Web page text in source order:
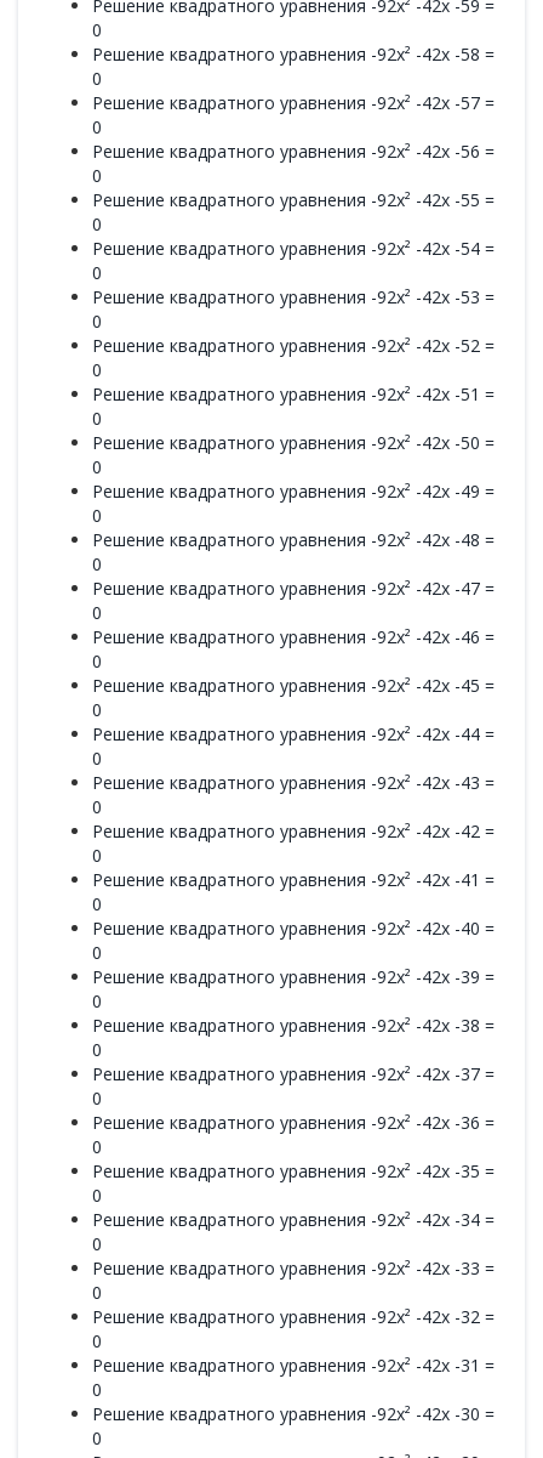
Решение квадратного уравнения -92x² -42x -59 =
0
Решение квадратного уравнения -92x² -42x -58 =
0
Решение квадратного уравнения -92x² -42x -57 =
0
Решение квадратного уравнения -92x² -42x -56 =
0
Решение квадратного уравнения -92x² -42x -55 =
0
Решение квадратного уравнения -92x² -42x -54 =
0
Решение квадратного уравнения -92x² -42x -53 =
0
Решение квадратного уравнения -92x² -42x -52 =
0
Решение квадратного уравнения -92x² -42x -51 =
0
Решение квадратного уравнения -92x² -42x -50 =
0
Решение квадратного уравнения -92x² -42x -49 =
0
Решение квадратного уравнения -92x² -42x -48 =
0
Решение квадратного уравнения -92x² -42x -47 =
0
Решение квадратного уравнения -92x² -42x -46 =
0
Решение квадратного уравнения -92x² -42x -45 =
0
Решение квадратного уравнения -92x² -42x -44 =
0
Решение квадратного уравнения -92x² -42x -43 =
0
Решение квадратного уравнения -92x² -42x -42 =
0
Решение квадратного уравнения -92x² -42x -41 =
0
Решение квадратного уравнения -92x² -42x -40 =
0
Решение квадратного уравнения -92x² -42x -39 =
0
Решение квадратного уравнения -92x² -42x -38 =
0
Решение квадратного уравнения -92x² -42x -37 =
0
Решение квадратного уравнения -92x² -42x -36 =
0
Решение квадратного уравнения -92x² -42x -35 =
0
Решение квадратного уравнения -92x² -42x -34 =
0
Решение квадратного уравнения -92x² -42x -33 =
0
Решение квадратного уравнения -92x² -42x -32 =
0
Решение квадратного уравнения -92x² -42x -31 =
0
Решение квадратного уравнения -92x² -42x -30 =
0